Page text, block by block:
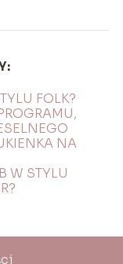
FOLK?
NA
W STYLU